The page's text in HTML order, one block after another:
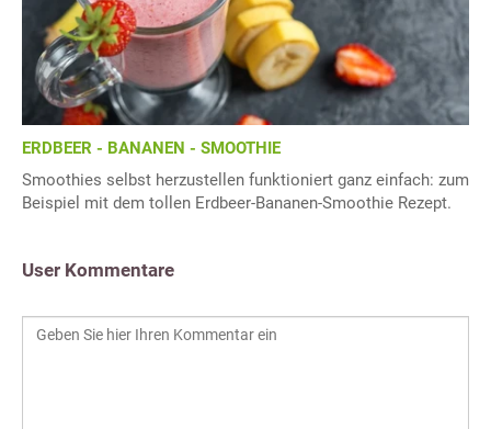
ERDBEER - BANANEN - SMOOTHIE
Smoothies selbst herzustellen funktioniert ganz einfach: zum
Beispiel mit dem tollen Erdbeer-Bananen-Smoothie Rezept.
User Kommentare